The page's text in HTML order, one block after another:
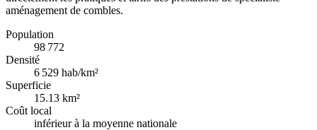
aménagement de combles.
Population
98 772
Densité
6 529 hab/km²
Superficie
15.13 km²
Coût local
inférieur à la moyenne nationale